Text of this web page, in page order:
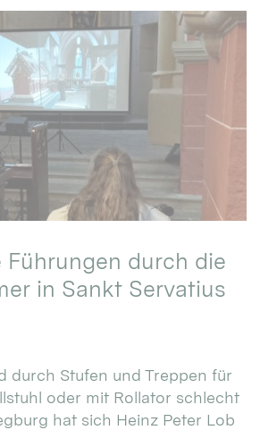
Führungen durch die
in Sankt Servatius
durch Stufen und Treppen für
oder mit Rollator schlecht
hat sich Heinz Peter Lob